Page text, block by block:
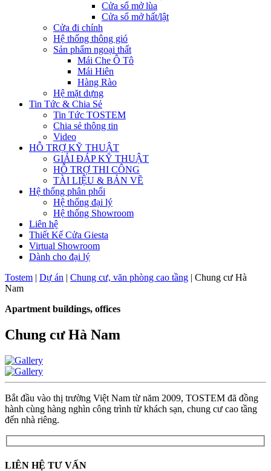
Cửa sổ mở lùa
Cửa sổ mở hất/lật
Cửa đi chính
Hệ thống thông gió
Sản phẩm ngoại thất
Mái Che Ô Tô
Mái Hiên
Hàng Rào
Hệ mặt dựng
Tin Tức & Chia Sẻ
Tin Tức TOSTEM
Chia sẻ thông tin
Video
HỖ TRỢ KỸ THUẬT
GIẢI ĐÁP KỸ THUẬT
HỖ TRỢ THI CÔNG
TÀI LIỆU & BẢN VẼ
Hệ thống phân phối
Hệ thống đại lý
Hệ thống Showroom
Liên hệ
Thiết Kế Cửa Giesta
Virtual Showroom
Dành cho đại lý
Tostem | Dự án | Chung cư, văn phòng cao tầng | Chung cư Hà
Nam
Apartment buildings, offices
Chung cư Hà Nam
Bắt đầu vào thị trường Việt Nam từ năm 2009, TOSTEM đã đồng
hành cùng hàng nghìn công trình từ khách sạn, chung cư cao tầng
đến nhà riêng.
LIÊN HỆ TƯ VẤN